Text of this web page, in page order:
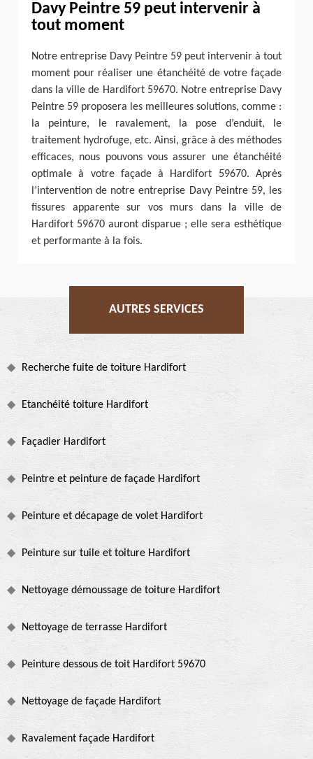
Davy Peintre 59 peut intervenir à
tout moment
Notre entreprise Davy Peintre 59 peut intervenir à tout
moment pour réaliser une étanchéité de votre façade
dans la ville de Hardifort 59670. Notre entreprise Davy
Peintre 59 proposera les meilleures solutions, comme :
la peinture, le ravalement, la pose d’enduit, le
traitement hydrofuge, etc. Ainsi, grâce à des méthodes
efficaces, nous pouvons vous assurer une étanchéité
optimale à votre façade à Hardifort 59670. Après
l’intervention de notre entreprise Davy Peintre 59, les
fissures apparente sur vos murs dans la ville de
Hardifort 59670 auront disparue ; elle sera esthétique
et performante à la fois.
AUTRES SERVICES
Recherche fuite de toiture Hardifort
Etanchéité toiture Hardifort
Façadier Hardifort
Peintre et peinture de façade Hardifort
Peinture et décapage de volet Hardifort
Peinture sur tuile et toiture Hardifort
Nettoyage démoussage de toiture Hardifort
Nettoyage de terrasse Hardifort
Peinture dessous de toit Hardifort 59670
Nettoyage de façade Hardifort
Ravalement façade Hardifort